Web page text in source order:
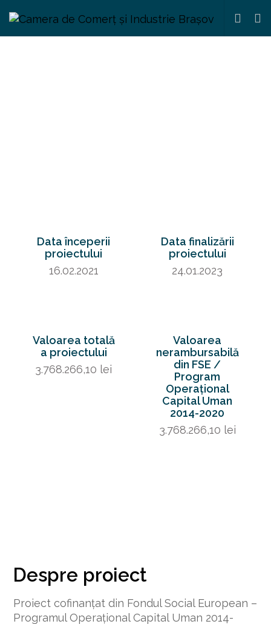
Data începerii
proiectului
16.02.2021
Data finalizării
proiectului
24.01.2023
Valoarea totală
a proiectului
3.768.266,10 lei
Valoarea
nerambursabilă
din FSE /
Program
Operațional
Capital Uman
2014-2020
3.768.266,10 lei
Despre proiect
Proiect cofinanţat din Fondul Social European –
Programul Operațional Capital Uman 2014-